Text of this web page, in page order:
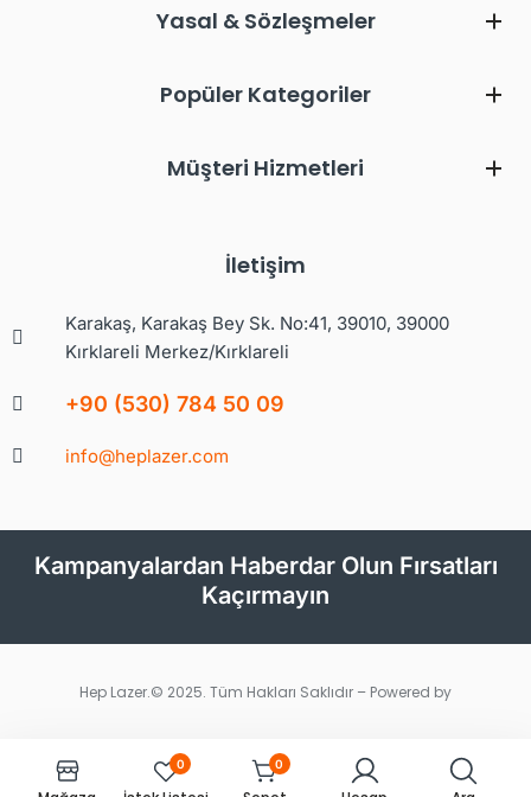
Yasal & Sözleşmeler
Popüler Kategoriler
Müşteri Hizmetleri
İletişim
Karakaş, Karakaş Bey Sk. No:41, 39010, 39000
Kırklareli Merkez/Kırklareli
+90 (530) 784 50 09
info@heplazer.com
Kampanyalardan Haberdar Olun Fırsatları
Kaçırmayın
Hep Lazer.© 2025. Tüm Hakları Saklıdır – Powered by
0 0